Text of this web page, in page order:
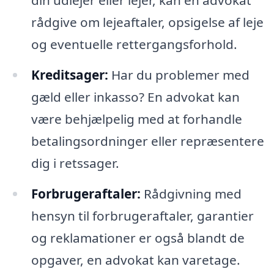
rådgive om lejeaftaler, opsigelse af leje
og eventuelle rettergangsforhold.
Kreditsager: Har du problemer med
gæld eller inkasso? En advokat kan
være behjælpelig med at forhandle
betalingsordninger eller repræsentere
dig i retssager.
Forbrugeraftaler: Rådgivning med
hensyn til forbrugeraftaler, garantier
og reklamationer er også blandt de
opgaver, en advokat kan varetage.